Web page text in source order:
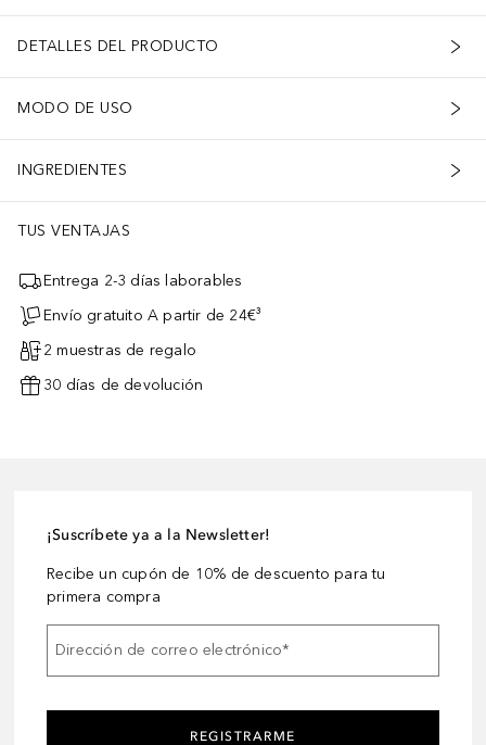
DETALLES DEL PRODUCTO
MODO DE USO
INGREDIENTES
TUS VENTAJAS
Entrega 2-3 días laborables
Envío gratuito A partir de 24€³
2 muestras de regalo
30 días de devolución
¡Suscríbete ya a la Newsletter!
Recibe un cupón de 10% de descuento para tu
primera compra
Dirección de correo electrónico*
REGISTRARME